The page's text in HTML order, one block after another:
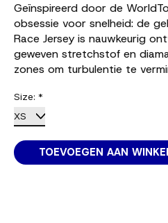
Geïnspireerd door de
obsessie voor snelheid: de
Race Jersey is nauwkeurig
geweven stretchstof en
zones om turbulentie te
Size: *
TOEVOEGEN AAN